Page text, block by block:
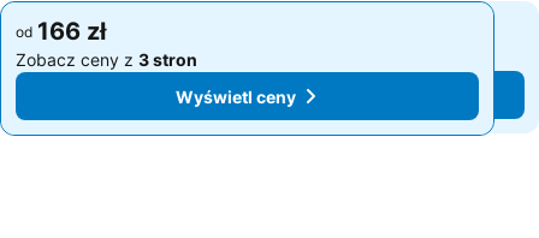
od 166 zł
Zobacz ceny z 3 stron
Wyświetl ceny
od 166 zł
Zobacz ceny z 3 stron
Wyświetl ceny